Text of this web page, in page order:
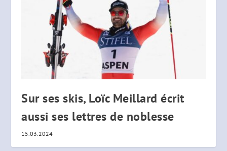
Sur ses skis, Loïc Meillard écrit
aussi ses lettres de noblesse
15.03.2024